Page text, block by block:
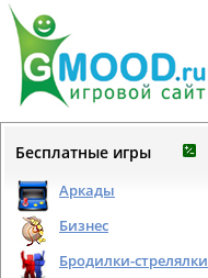
Бесплатные игры
Аркады
Бизнес
Бродилки-стрелялки